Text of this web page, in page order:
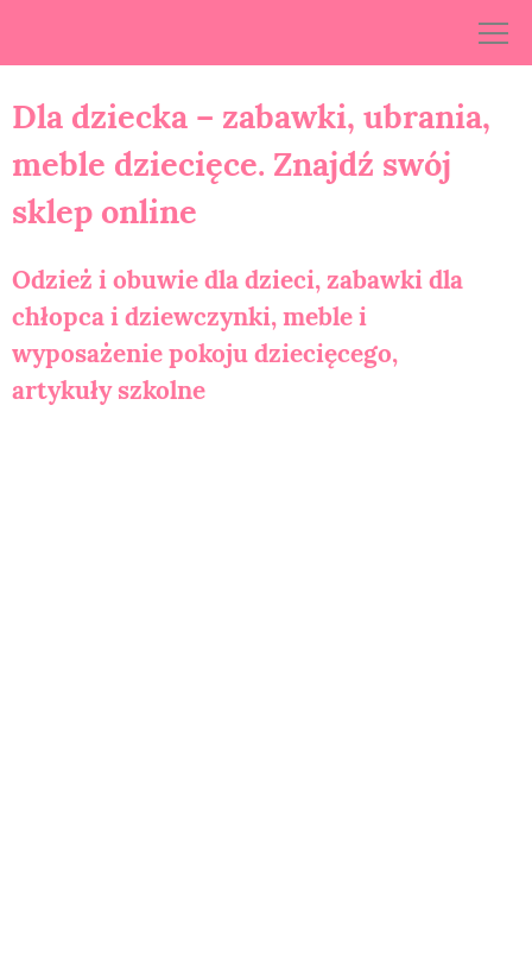
Dla dziecka – zabawki, ubrania,
meble dziecięce. Znajdź swój
sklep online
Odzież i obuwie dla dzieci, zabawki dla
chłopca i dziewczynki, meble i
wyposażenie pokoju dziecięcego,
artykuły szkolne